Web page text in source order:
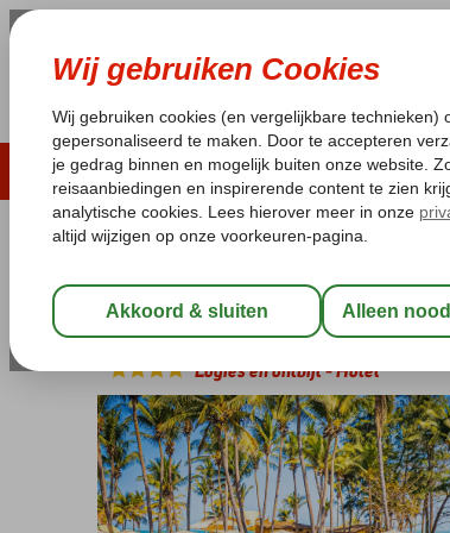
ZOMER 2026 LAST MINUTES
Laagsteprijsgarantie*
Home
Gambia West Gambia Kotu Palm Beach Resort
Palm Beach Resort
Logies en ontbijt-Hotel